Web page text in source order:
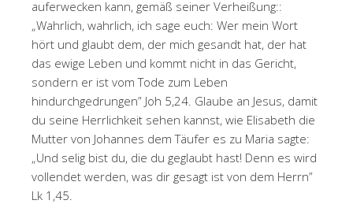
auferwecken kann, gemäß seiner Verheißung::
„Wahrlich, wahrlich, ich sage euch: Wer mein Wort
hört und glaubt dem, der mich gesandt hat, der hat
das ewige Leben und kommt nicht in das Gericht,
sondern er ist vom Tode zum Leben
hindurchgedrungen” Joh 5,24. Glaube an Jesus, damit
du seine Herrlichkeit sehen kannst, wie Elisabeth die
Mutter von Johannes dem Täufer es zu Maria sagte:
„Und selig bist du, die du geglaubt hast! Denn es wird
vollendet werden, was dir gesagt ist von dem Herrn”
Lk 1,45.